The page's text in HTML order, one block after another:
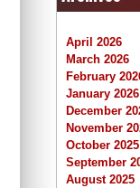
April 2026
March 2026
February
January 2026
December
November
October 2025
September
August 2025